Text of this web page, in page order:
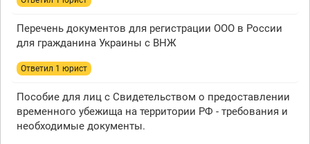
Перечень документов для регистрации ООО в России
для гражданина Украины с ВНЖ
Ответил 1 юрист
Пособие для лиц с Свидетельством о предоставлении
временного убежища на территории РФ - требования и
необходимые документы.